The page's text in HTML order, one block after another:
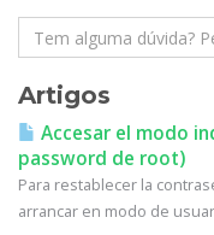
Artigos
Accesar el modo
password de root)
Para restablecer la
arrancar en modo de